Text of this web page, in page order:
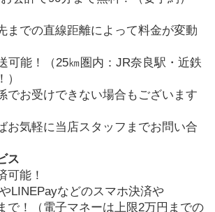
までの直線距離によって料金が変動
可能！（25㎞圏内：JR奈良駅・近鉄
でお受けできない場合もございます
お気軽に当店スタッフまでお問い合
ス
可能！
LINEPayなどのスマホ決済や
で！（電子マネーは上限2万円までの